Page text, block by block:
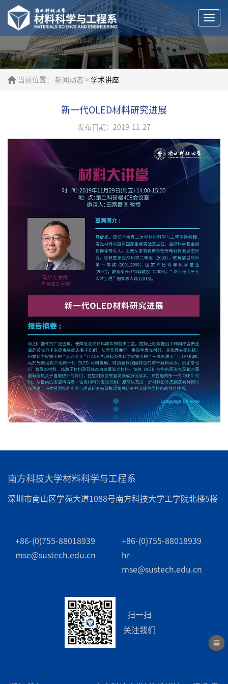
当前位置： 新闻动态 > 学术讲座
新一代OLED材料研究进展
发布日期：2019-11-27
南方科技大学材料科学与工程系
深圳市南山区学苑大道1088号南方科技大学工学院北楼5楼
+86-(0)755-88018939
mse@sustech.edu.cn
+86-(0)755-88018939
hr-
mse@sustech.edu.cn
扫一扫
关注我们